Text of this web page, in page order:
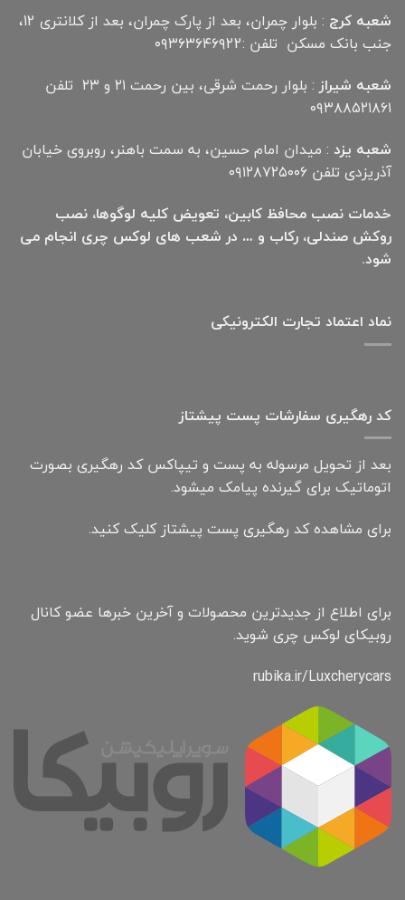
شعبه کرج
: بلوار چمران، بعد از پارک چمران، بعد از کلانتری 12،
جنب بانک مسکن تلفن :۰۹۳۶۳۶۴۶۹22
شعبه شیراز
: بلوار رحمت شرقی، بین رحمت ۲۱ و ۲۳ تلفن
۰۹۳۸۸۵۲۱۸۶۱
شعبه یزد : میدان امام حسین، به سمت باهنر، روبروی خیابان
آذریزدی تلفن ۰۹۱۲۸۷۲۵۰۰۶
خدمات نصب محافظ کابین، تعویض کلیه لوگوها، نصب
روکش صندلی، رکاب و … در شعب های لوکس چری انجام می
شود.
نماد اعتماد تجارت الكترونیكی
کد رهگیری سفارشات پست پیشتاز
بعد از تحویل مرسوله به پست و تیپاکس کد رهگیری بصورت
اتوماتیک برای گیرنده پیامک میشود.
برای مشاهده کد رهگیری پست پیشتاز کلیک کنید.
برای اطلاع از جدیدترین محصولات و آخرین خبرها عضو کانال
روبیکای لوکس چری شوید.
rubika.ir/Luxcherycars